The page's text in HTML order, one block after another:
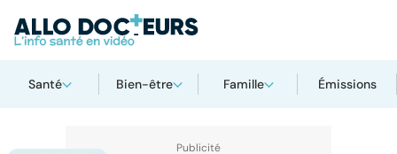
Santé Bien-être Famille Émissions